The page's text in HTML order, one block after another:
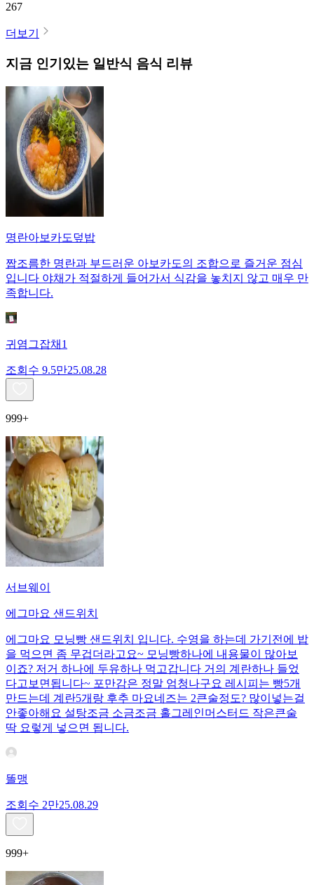
267
더보기
지금 인기있는 일반식 음식 리뷰
명란아보카도덮밥
짭조름한 명란과 부드러운 아보카도의 조합으로 즐거운 점심
입니다 야채가 적절하게 들어가서 식감을 놓치지 않고 매우 만
족합니다.
귀염그잡채1
조회수 9.5만25.08.28
999+
서브웨이
에그마요 샌드위치
에그마요 모닝빵 샌드위치 입니다. 수영을 하는데 가기전에 밥
을 먹으면 좀 무겁더라고요~ 모닝빵하나에 내용물이 많아보
이죠? 저거 하나에 두유하나 먹고갑니다 거의 계란하나 들었
다고보면됩니다~ 포만감은 정말 엄청나구요 레시피는 빵5개
만드는데 계란5개랑 후추 마요네즈는 2큰술정도? 많이넣는걸
안좋아해요 설탕조금 소금조금 홀그레인머스터드 작은큰술
딱 요렇게 넣으면 됩니다.
똘맹
조회수 2만25.08.29
999+